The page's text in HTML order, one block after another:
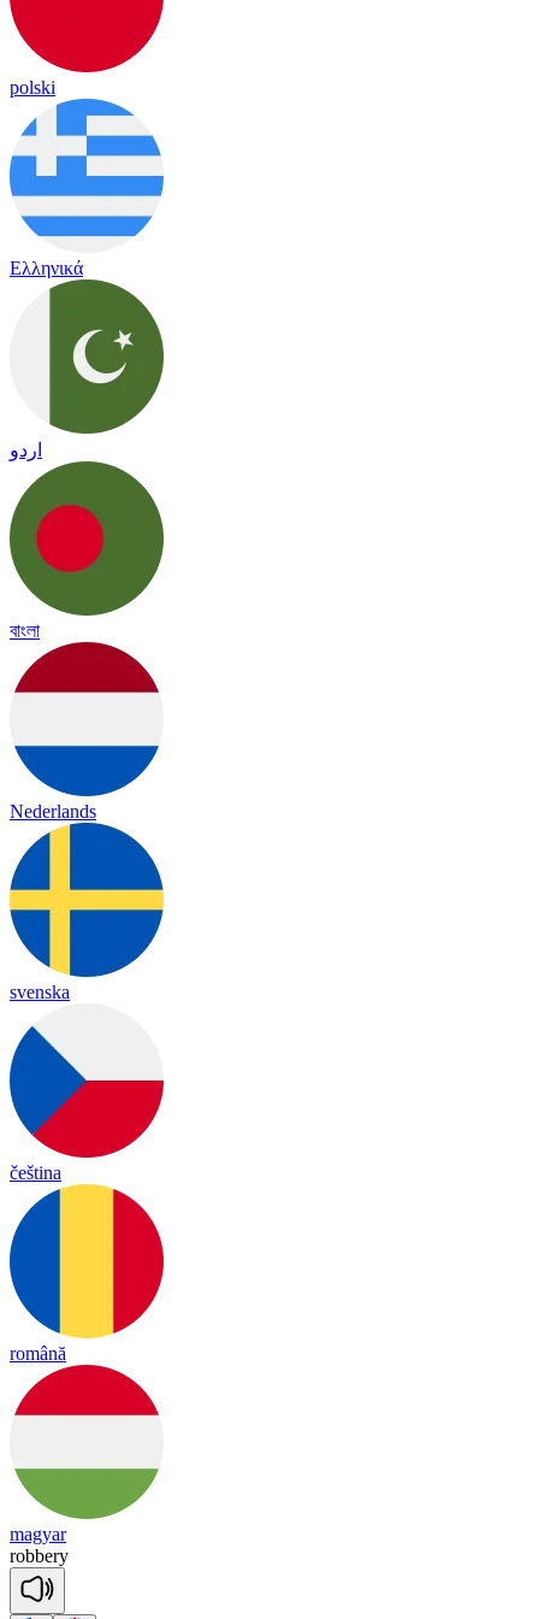
polski
Ελληνικά
اردو
বাংলা
Nederlands
svenska
čeština
română
magyar
robbery